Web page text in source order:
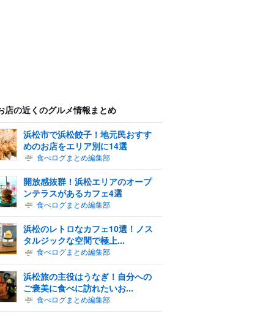
店の近くのグルメ情報まとめ
浜松市で浜松餃子！地元民おすす
めのお店をエリア別に14選
食べログまとめ編集部
開放感抜群！浜松エリアのオープ
ンテラスがあるカフェ4選
食べログまとめ編集部
浜松のレトロなカフェ10選！ノス
タルジックな空間で極上...
食べログまとめ編集部
浜松旅の主役はうなぎ！自分への
ご褒美に食べに訪れたいお...
食べログまとめ編集部